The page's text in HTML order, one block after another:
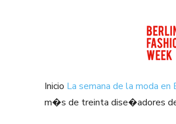
Inicio La semana de la moda
m�s de treinta dise�adores